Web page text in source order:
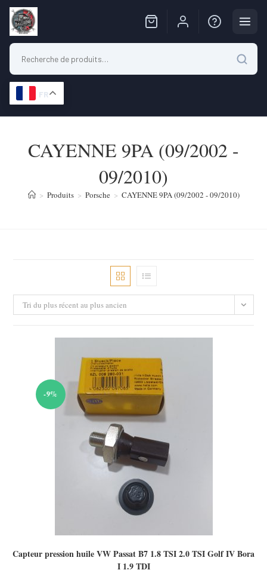
FR
CAYENNE 9PA (09/2002 -
09/2010)
> Produits > Porsche > CAYENNE 9PA (09/2002 - 09/2010)
Tri du plus récent au plus ancien
-9%
Capteur pression huile VW Passat B7 1.8 TSI 2.0 TSI Golf IV Bora
I 1.9 TDI